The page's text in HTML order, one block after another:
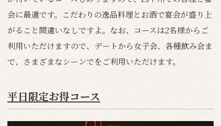
会に最適です。こだわりの逸品料理とお酒で宴会が盛り上
がること間違いなしですよ。なお、コースは2名様からご
利用いただけますので、デートから女子会、各種飲み会ま
で、さまざまなシーンでをご利用いただけます。
平日限定お得コース